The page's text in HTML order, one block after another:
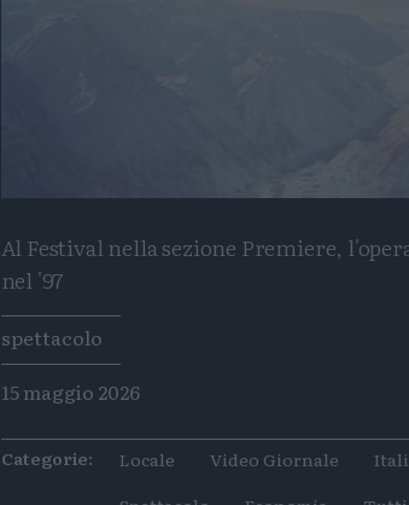
Al Festival nella sezione Premiere,
nel '97
Tags
spettacolo
15 maggio 2026
Categorie: Locale Video Giornale